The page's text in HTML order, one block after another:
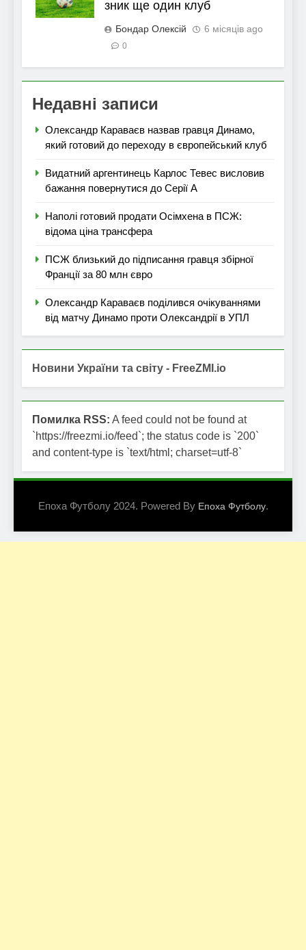
зник ще один клуб
Бондар Олексій 6 місяців ago
0
Недавні записи
Олександр Караваєв назвав гравця Динамо,
який готовий до переходу в європейський клуб
Видатний аргентинець Карлос Тевес висловив
бажання повернутися до Серії А
Наполі готовий продати Осімхена в ПСЖ:
відома ціна трансфера
ПСЖ близький до підписання гравця збірної
Франції за 80 млн євро
Олександр Караваєв поділився очікуваннями
від матчу Динамо проти Олександрії в УПЛ
Новини України та світу - FreeZMI.io
Помилка RSS: A feed could not be found at
`https://freezmi.io/feed`; the status code is `200`
and content-type is `text/html; charset=utf-8`
Епоха Футболу 2024. Powered By Епоха Футболу.